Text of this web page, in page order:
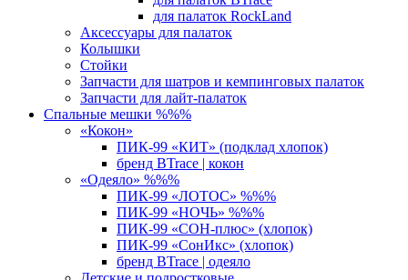
для палаток RockLand
Аксессуары для палаток
Колышки
Стойки
Запчасти для шатров и кемпинговых палаток
Запчасти для лайт-палаток
Спальные мешки %%%
«Кокон»
ПИК-99 «КИТ» (подклад хлопок)
бренд BTrace | кокон
«Одеяло» %%%
ПИК-99 «ЛОТОС» %%%
ПИК-99 «НОЧЬ» %%%
ПИК-99 «СОН-плюс» (хлопок)
ПИК-99 «СонИкс» (хлопок)
бренд BTrace | одеяло